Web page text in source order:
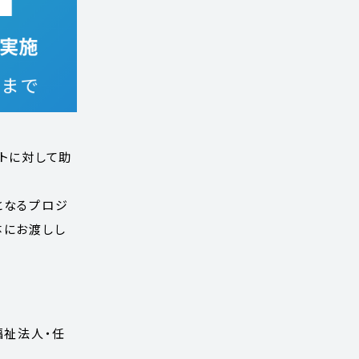
に対して助
るプロジ
お渡しし
法人・任